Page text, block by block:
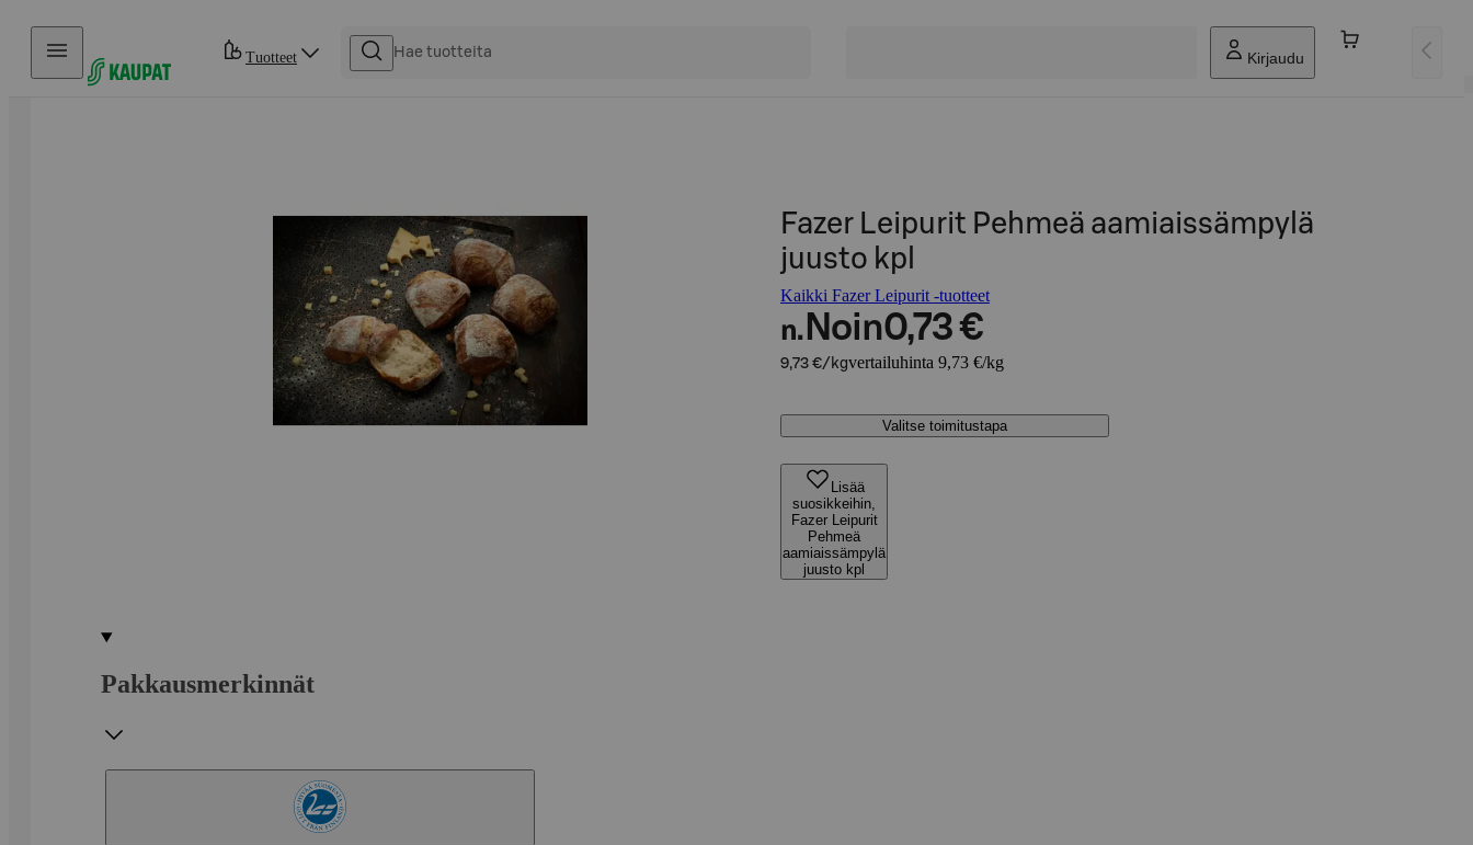
Hyppää sisältöön
Tuotteet Kirjaudu
Fazer Leipurit Pehmeä aamiaissämpylä
juusto kpl
Kaikki Fazer Leipurit -tuotteet
n. Noin0,73 €
9,73 €/kgvertailuhinta 9,73 €/kg
Valitse toimitustapa
Lisää
suosikkeihin,
Fazer Leipurit
Pehmeä
aamiaissämpylä
juusto kpl
Pakkausmerkinnät